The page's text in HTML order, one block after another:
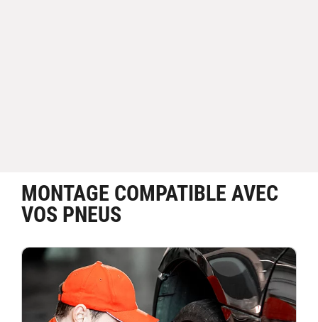
MONTAGE COMPATIBLE AVEC
VOS PNEUS